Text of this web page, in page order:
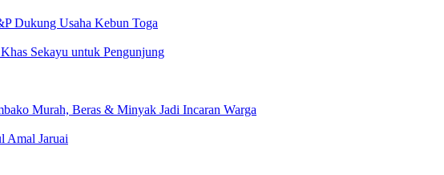
Dukung Usaha Kebun Toga
Sekayu untuk Pengunjung
Murah, Beras & Minyak Jadi Incaran Warga
Amal Jaruai